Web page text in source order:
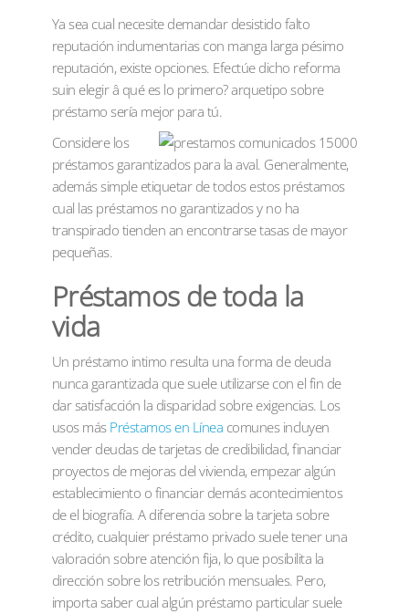
Ya sea cual necesite demandar desistido falto
reputación indumentarias con manga larga pésimo
reputación, existe opciones. Efectúe dicho reforma
suin elegir â qué es lo primero? arquetipo sobre
préstamo serí­a mejor para tú.
Considere los
préstamos garantizados para la aval. Generalmente,
además simple etiquetar de todos estos préstamos
cual las préstamos no garantizados y no ha
transpirado tienden an encontrarse tasas de mayor
pequeñas.
Préstamos de toda la
vida
Un préstamo intimo resulta una forma de deuda
nunca garantizada que suele utilizarse con el fin de
dar satisfacción la disparidad sobre exigencias. Los
usos más Préstamos en Línea comunes incluyen
vender deudas de tarjetas de credibilidad, financiar
proyectos de mejoras del vivienda, empezar algún
establecimiento o financiar demás acontecimientos
de el biografía. A diferencia sobre la tarjeta sobre
crédito, cualquier préstamo privado suele tener una
valoración sobre atención fija, lo que posibilita la
dirección sobre los retribución mensuales. Pero,
importa saber cual algún préstamo particular suele